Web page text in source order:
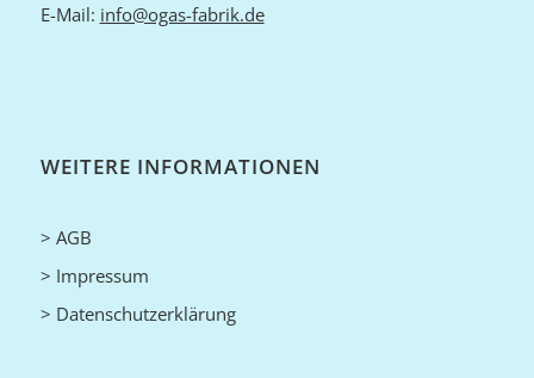
E-Mail: info@ogas-fabrik.de
WEITERE INFORMATIONEN
> AGB
> Impressum
> Datenschutzerklärung